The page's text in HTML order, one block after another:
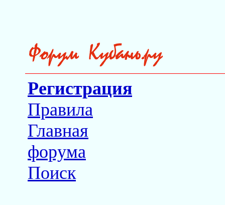
Регистрация
Правила
Главная
форума
Поиск